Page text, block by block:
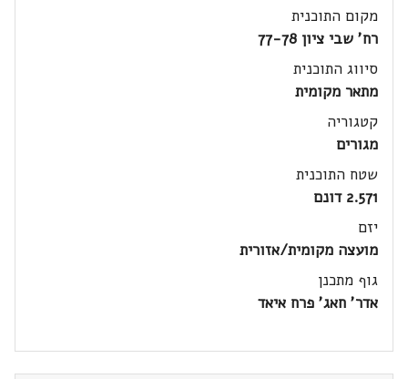
מקום התוכנית
רח' שבי ציון 77-78
סיווג התוכנית
מתאר מקומית
קטגוריה
מגורים
שטח התוכנית
2.571 דונם
יזם
מועצה מקומית/אזורית
גוף מתכנן
אדר' חאג' פרח איאד